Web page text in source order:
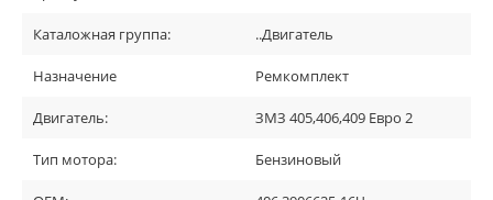
Каталожная группа: ..Двигатель
Назначение Ремкомплект
Двигатель: ЗМЗ 405,406,409 Евро 2
Тип мотора: Бензиновый